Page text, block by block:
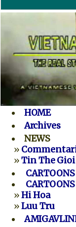
HOME
Archives
NEWS
»
»Tin The Gioi
CARTOONS
»Hi Hoa
»Luu Tru